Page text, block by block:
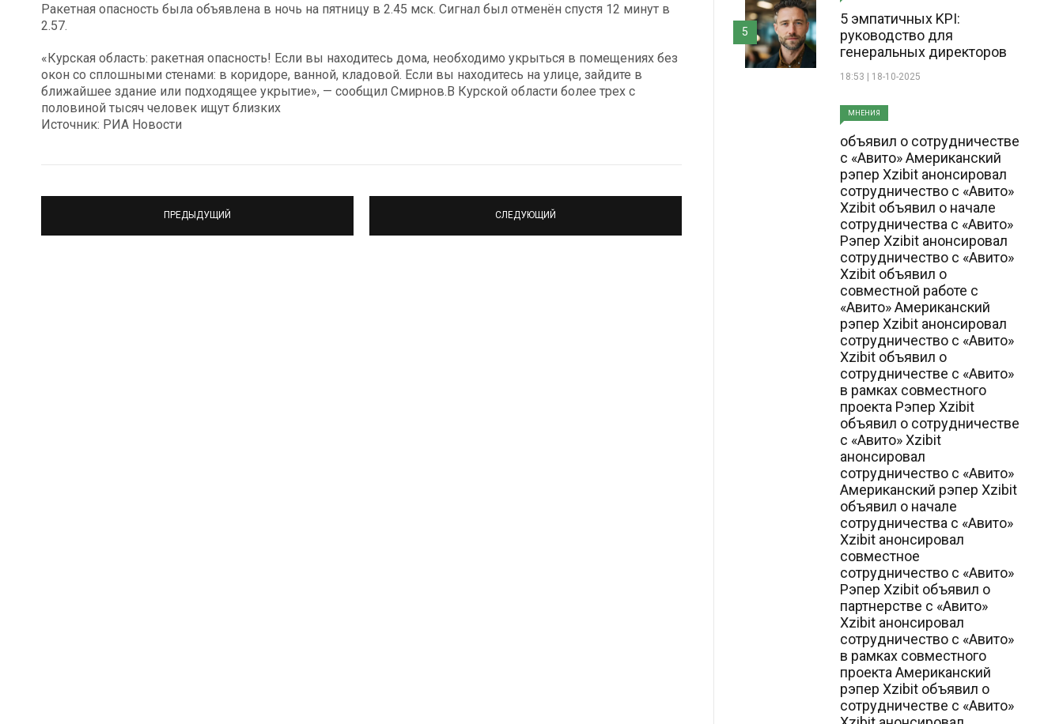
Ракетная опасность была объявлена в ночь на пятницу в 2.45 мск. Сигнал был отменён спустя 12 минут в
2.57.
«Курская область: ракетная опасность! Если вы находитесь дома, необходимо укрыться в помещениях без
окон со сплошными стенами: в коридоре, ванной, кладовой. Если вы находитесь на улице, зайдите в
ближайшее здание или подходящее укрытие», — сообщил Смирнов.В Курской области более трех с
половиной тысяч человек ищут близких
Источник: РИА Новости
ПРЕДЫДУЩИЙ СЛЕДУЮЩИЙ
5 эмпатичных KPI:
руководство для
генеральных директоров
18:53 | 18-10-2025
5
МНЕНИЯ
объявил о сотрудничестве
с «Авито» Американский
рэпер Xzibit анонсировал
сотрудничество с «Авито»
Xzibit объявил о начале
сотрудничества с «Авито»
Рэпер Xzibit анонсировал
сотрудничество с «Авито»
Xzibit объявил о
совместной работе с
«Авито» Американский
рэпер Xzibit анонсировал
сотрудничество с «Авито»
Xzibit объявил о
сотрудничестве с «Авито»
в рамках совместного
проекта Рэпер Xzibit
объявил о сотрудничестве
с «Авито» Xzibit
анонсировал
сотрудничество с «Авито»
Американский рэпер Xzibit
объявил о начале
сотрудничества с «Авито»
Xzibit анонсировал
совместное
сотрудничество с «Авито»
Рэпер Xzibit объявил о
партнерстве с «Авито»
Xzibit анонсировал
сотрудничество с «Авито»
в рамках совместного
проекта Американский
рэпер Xzibit объявил о
сотрудничестве с «Авито»